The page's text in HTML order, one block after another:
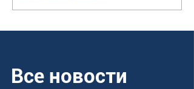
Все новости